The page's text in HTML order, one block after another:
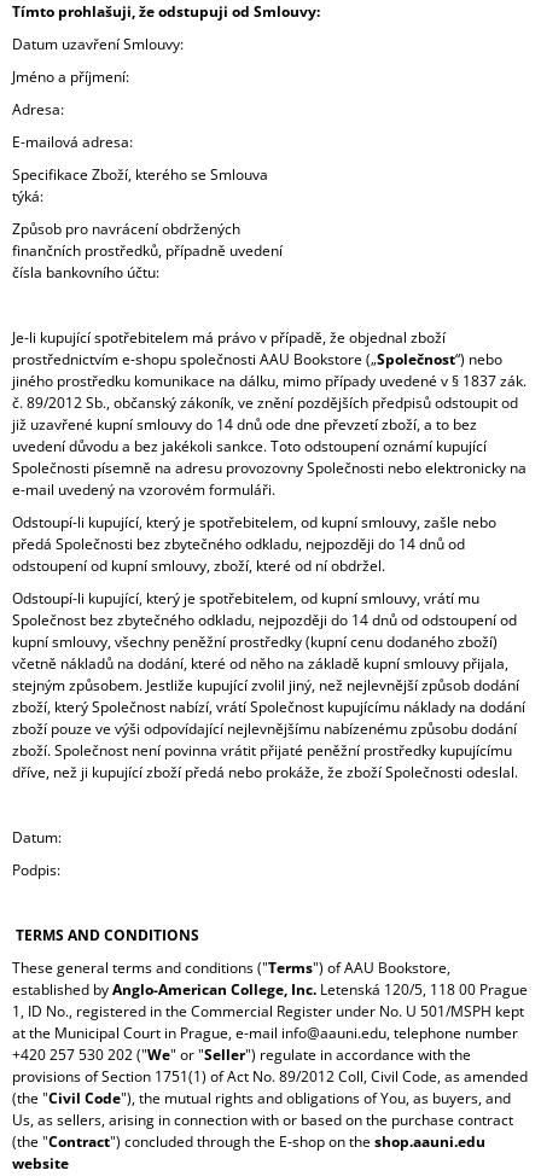
Tímto prohlašuji, že odstupuji od Smlouvy:
Datum uzavření Smlouvy:
Jméno a příjmení:
Adresa:
E-mailová adresa:
Specifikace Zboží, kterého se Smlouva
týká:
Způsob pro navrácení obdržených
finančních prostředků, případně uvedení
čísla bankovního účtu:
Je-li kupující spotřebitelem má právo v případě, že objednal zboží
prostřednictvím e-shopu společnosti AAU Bookstore („Společnost“) nebo
jiného prostředku komunikace na dálku, mimo případy uvedené v § 1837 zák.
č. 89/2012 Sb., občanský zákoník, ve znění pozdějších předpisů odstoupit od
již uzavřené kupní smlouvy do 14 dnů ode dne převzetí zboží, a to bez
uvedení důvodu a bez jakékoli sankce. Toto odstoupení oznámí kupující
Společnosti písemně na adresu provozovny Společnosti nebo elektronicky na
e-mail uvedený na vzorovém formuláři.
Odstoupí-li kupující, který je spotřebitelem, od kupní smlouvy, zašle nebo
předá Společnosti bez zbytečného odkladu, nejpozději do 14 dnů od
odstoupení od kupní smlouvy, zboží, které od ní obdržel.
Odstoupí-li kupující, který je spotřebitelem, od kupní smlouvy, vrátí mu
Společnost bez zbytečného odkladu, nejpozději do 14 dnů od odstoupení od
kupní smlouvy, všechny peněžní prostředky (kupní cenu dodaného zboží)
včetně nákladů na dodání, které od něho na základě kupní smlouvy přijala,
stejným způsobem. Jestliže kupující zvolil jiný, než nejlevnější způsob dodání
zboží, který Společnost nabízí, vrátí Společnost kupujícímu náklady na dodání
zboží pouze ve výši odpovídající nejlevnějšímu nabízenému způsobu dodání
zboží. Společnost není povinna vrátit přijaté peněžní prostředky kupujícímu
dříve, než ji kupující zboží předá nebo prokáže, že zboží Společnosti odeslal.
Datum:
Podpis:
TERMS AND CONDITIONS
These general terms and conditions ("Terms") of AAU Bookstore,
established byAnglo-American College, Inc. Letenská 120/5, 118 00 Prague
1, ID No., registered in the Commercial Register under No. U 501/MSPH kept
at the Municipal Court in Prague, e-mail info@aauni.edu, telephone number
+420 257 530 202 ("We" or "Seller") regulate in accordance with the
provisions of Section 1751(1) of Act No. 89/2012 Coll, Civil Code, as amended
(the "Civil Code"), the mutual rights and obligations of You, as buyers, and
Us, as sellers, arising in connection with or based on the purchase contract
(the "Contract") concluded through the E-shop on theshop.aauni.edu
website